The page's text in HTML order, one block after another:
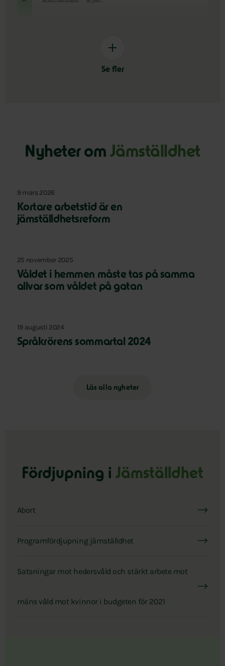
Se fler
Nyheter om Jämställdhet
9 mars 2026
Kortare arbetstid är en
jämställdhetsreform
25 november 2025
Våldet i hemmen måste tas på samma
allvar som våldet på gatan
19 augusti 2024
Språkrörens sommartal 2024
Läs alla nyheter
Fördjupning i Jämställdhet
Abort
Programfördjupning jämställdhet
Satsningar mot hedersvåld och stärkt arbete mot
mäns våld mot kvinnor i budgeten för 2021